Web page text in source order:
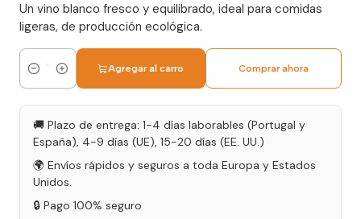
Un vino blanco fresco y equilibrado, ideal para comidas
ligeras, de producción ecológica.
Cantidad
Agregar al carro Comprar ahora
🚚 Plazo de entrega: 1-4 días laborables (Portugal y
España), 4-9 días (UE), 15-20 días (EE. UU.)
🌍 Envíos rápidos y seguros a toda Europa y Estados
Unidos.
🔒 Pago 100% seguro